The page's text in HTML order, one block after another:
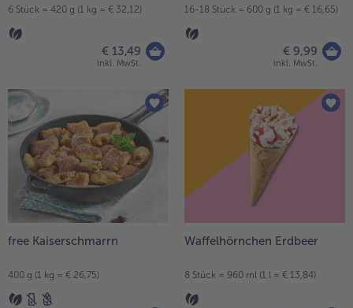
6 Stück = 420 g (1 kg = € 32,12)
€ 13,49
inkl. MwSt.
16-18 Stück = 600 g (1 kg = € 16,65)
€ 9,99
inkl. MwSt.
free Kaiserschmarrn
400 g (1 kg = € 26,75)
Waffelhörnchen Erdbeer
8 Stück = 960 ml (1 l = € 13,84)